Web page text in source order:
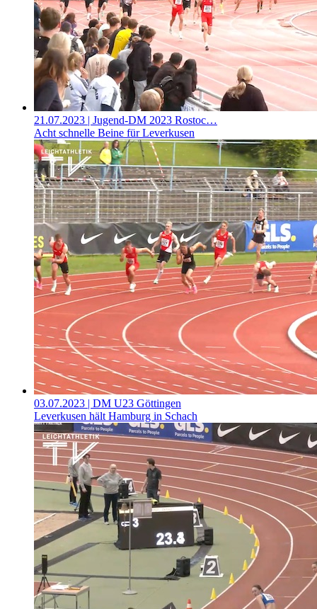
21.07.2023 | Jugend-DM 2023 Rostoc…
Acht schnelle Beine für Leverkusen
03.07.2023 | DM U23 Göttingen
Leverkusen hält Hamburg in Schach